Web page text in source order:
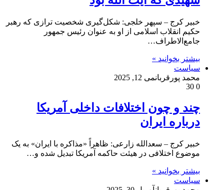
خبیر کرج – سپهر خلجی: شکل‌گیری شخصیت ترازی که رهبر
حکیم انقلاب اسلامی از او به عنوان رئیس جمهور
جامع‌الاطراف…
بیشتر بخوانید »
سیاست
محمد پورقربانمی 12, 2025
0
چند و چون اختلافات داخلی آمریکا
درباره ایران
خبیر کرج – سعدالله زارعی: ظاهراً «مذاکره با ایران» به یک
موضوع اختلافی در هیئت حاکمه آمریکا تبدیل شده و…
بیشتر بخوانید »
سیاست